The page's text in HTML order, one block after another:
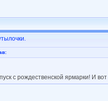
с рождественской ярмарки! И